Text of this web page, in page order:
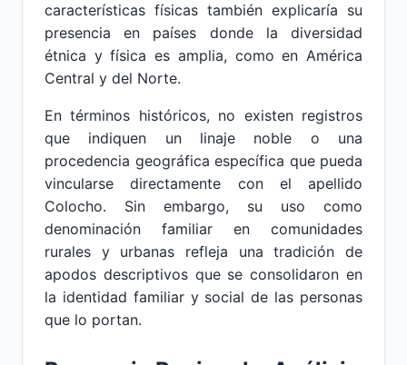
características físicas también explicaría su
presencia en países donde la diversidad
étnica y física es amplia, como en América
Central y del Norte.
En términos históricos, no existen registros
que indiquen un linaje noble o una
procedencia geográfica específica que pueda
vincularse directamente con el apellido
Colocho. Sin embargo, su uso como
denominación familiar en comunidades
rurales y urbanas refleja una tradición de
apodos descriptivos que se consolidaron en
la identidad familiar y social de las personas
que lo portan.